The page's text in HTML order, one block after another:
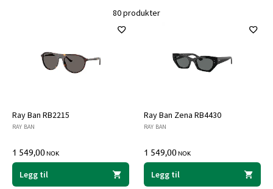
80 produkter
Ray Ban RB2215
RAY BAN
1 549,00NOK
Legg til
Ray Ban Zena RB4430
RAY BAN
1 549,00NOK
Legg til